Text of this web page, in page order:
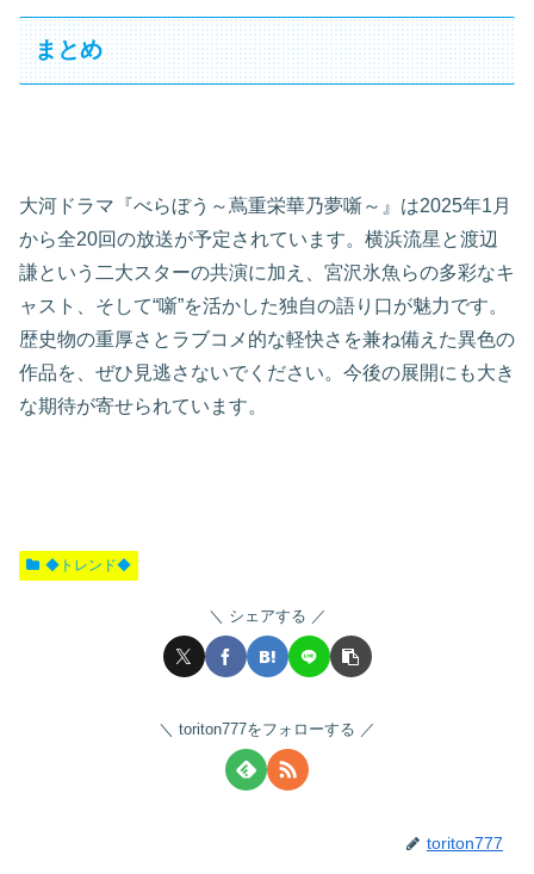
まとめ
大河ドラマ『べらぼう～蔦重栄華乃夢噺～』は2025年1月
から全20回の放送が予定されています。横浜流星と渡辺
謙という二大スターの共演に加え、宮沢氷魚らの多彩なキ
ャスト、そして“噺”を活かした独自の語り口が魅力です。
歴史物の重厚さとラブコメ的な軽快さを兼ね備えた異色の
作品を、ぜひ見逃さないでください。今後の展開にも大き
な期待が寄せられています。
◆トレンド◆
シェアする
toriton777をフォローする
toriton777